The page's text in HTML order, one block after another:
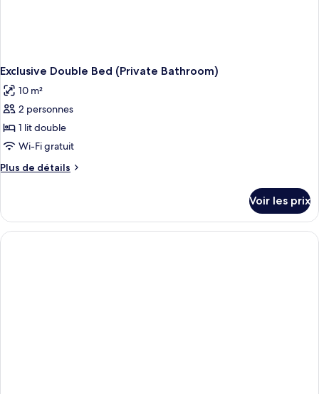
Exclusive Double Bed (Private Bathroom)
10 m²
2 personnes
1 lit double
Wi-Fi gratuit
Plus de détails
Plus
le
type
de
Voir les prix